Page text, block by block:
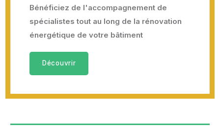
Bénéficiez de l'accompagnement de
spécialistes tout au long de la rénovation
énergétique de votre bâtiment
Découvrir